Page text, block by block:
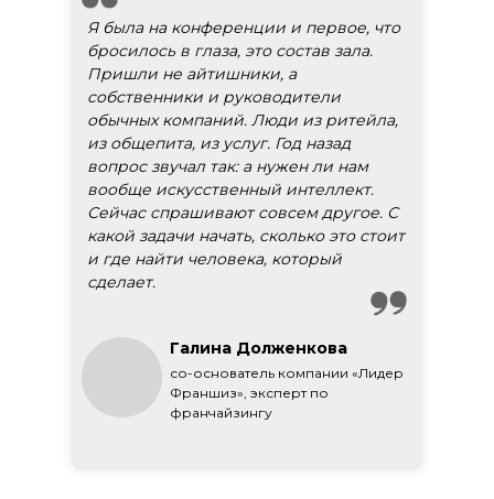
Я была на конференции и первое, что
бросилось в глаза, это состав зала.
Пришли не айтишники, а
собственники и руководители
обычных компаний. Люди из ритейла,
из общепита, из услуг. Год назад
вопрос звучал так: а нужен ли нам
вообще искусственный интеллект.
Сейчас спрашивают совсем другое. С
какой задачи начать, сколько это стоит
и где найти человека, который
сделает.
Галина Долженкова
со-основатель компании «Лидер
Франшиз», эксперт по
франчайзингу